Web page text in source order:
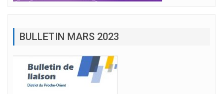
BULLETIN MARS 2023